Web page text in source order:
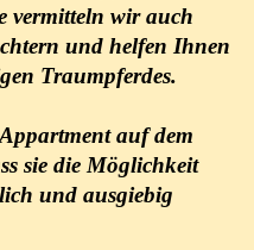
vermitteln wir auch
und helfen Ihnen
Traumpferdes.
auf dem
sie die Möglichkeit
und ausgiebig